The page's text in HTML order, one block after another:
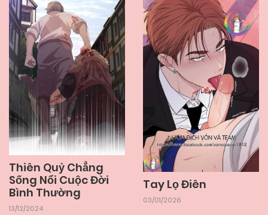
Thiên Quỷ Chẳng
Sống Nổi Cuộc Đời
Bình Thường
13/12/2024
Tay Lọ Điên
03/01/2026